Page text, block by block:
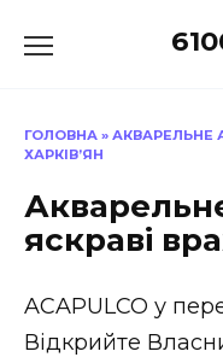
до
ГОЛОВНА » АКВАРЕЛЬНЕ
ХАРКІВ’ЯН
яскраві
ACAPULCO у
Відкрийте